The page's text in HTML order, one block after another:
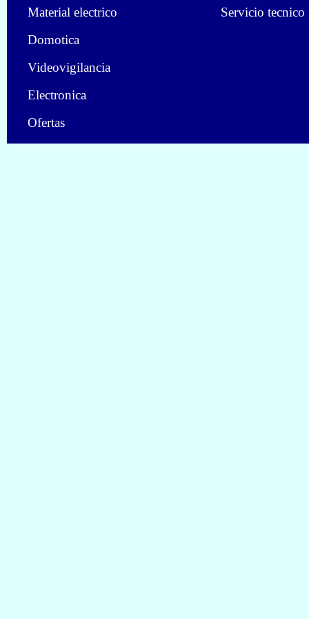
Servicio
Material electrico
Domotica
Videovigilancia
Electronica
Ofertas